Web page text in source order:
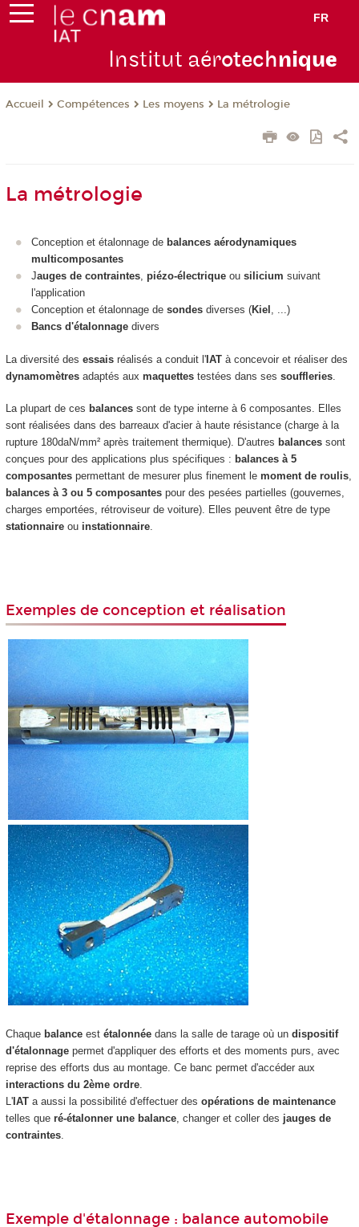
FR
Institut aérotechnique
Accueil Compétences Les moyens La métrologie
La métrologie
Conception et étalonnage de balances aérodynamiques
multicomposantes
Jauges de contraintes, piézo-électrique ou silicium suivant
l'application
Conception et étalonnage de sondes diverses (Kiel , ...)
Bancs d'étalonnage divers
La diversité des essaisréalisés a conduit l'IAT à concevoir et réaliser des
dynamomètresadaptés aux maquettestestées dans ses souffleries.
La plupart de ces balancessont de type interne à 6 composantes. Elles
sont réalisées dans des barreaux d'acier à haute résistance (charge à la
rupture 180daN/mm² après traitement thermique). D'autres balances sont
conçues pour des applications plus spécifiques : balances à 5
composantespermettant de mesurer plus finement le moment de roulis,
balances à 3 ou 5 composantespour des pesées partielles (gouvernes,
charges emportées, rétroviseur de voiture). Elles peuvent être de type
stationnaireou instationnaire.
Exemples de conception et réalisation
Chaque balanceest étalonnée dans la salle de tarage où un dispositif
d'étalonnagepermet d'appliquer des efforts et des moments purs, avec
reprise des efforts dus au montage. Ce banc permet d'accéder aux
interactions du 2ème ordre.
L'IATa aussi la possibilité d'effectuer des opérations de maintenance
telles que ré-étalonner une balance, changer et coller des jauges de
contraintes.
Exemple d'étalonnage : balance automobile